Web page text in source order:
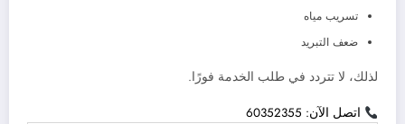
تسريب مياه
ضعف التبريد
لذلك، لا تتردد في طلب الخدمة فورًا.
اتصل الآن: 60352355